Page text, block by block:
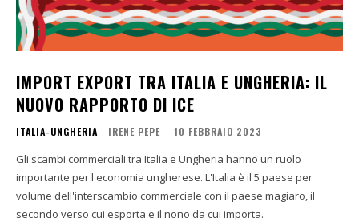
IMPORT EXPORT TRA ITALIA E UNGHERIA: IL
NUOVO RAPPORTO DI ICE
ITALIA-UNGHERIA IRENE PEPE - 10 FEBBRAIO 2023
Gli scambi commerciali tra Italia e Ungheria hanno un ruolo
importante per l'economia ungherese. L'Italia è il 5 paese per
volume dell'interscambio commerciale con il paese magiaro, il
secondo verso cui esporta e il nono da cui importa.